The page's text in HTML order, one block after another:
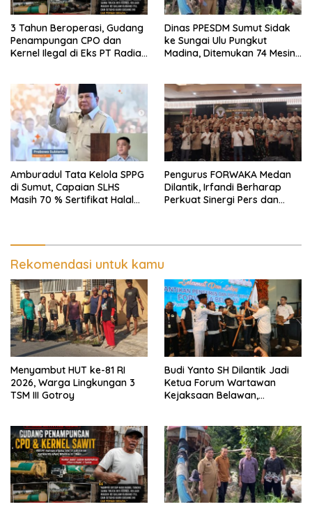
3 Tahun Beroperasi, Gudang
Penampungan CPO dan
Kernel Ilegal di Eks PT Radian
Dinas PPESDM Sumut Sidak
ke Sungai Ulu Pungkut
Madina, Ditemukan 74 Mesin
Rusak
Amburadul Tata Kelola SPPG
di Sumut, Capaian SLHS
Masih 70 % Sertifikat Halal
Pemantau dan Pengawas
MBG
Pengurus FORWAKA Medan
Dilantik, Irfandi Berharap
Perkuat Sinergi Pers dan
Rekomendasi untuk kamu
Menyambut HUT ke-81 RI
2026, Warga Lingkungan 3
TSM III Gotroy
Budi Yanto SH Dilantik Jadi
Ketua Forum Wartawan
Kejaksaan Belawan,
Pendampingan Hukum dan
Ekomoni Semua Anggota